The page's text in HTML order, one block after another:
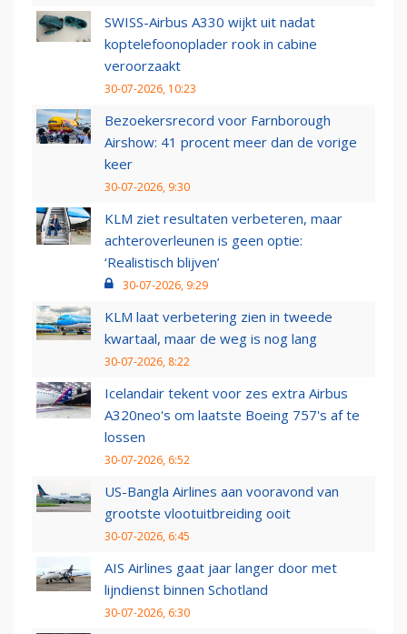
SWISS-Airbus A330 wijkt uit nadat
koptelefoonoplader rook in cabine
veroorzaakt
30-07-2026, 10:23
Bezoekersrecord voor Farnborough
Airshow: 41 procent meer dan de vorige
keer
30-07-2026, 9:30
KLM ziet resultaten verbeteren, maar
achteroverleunen is geen optie:
‘Realistisch blijven’
30-07-2026, 9:29
KLM laat verbetering zien in tweede
kwartaal, maar de weg is nog lang
30-07-2026, 8:22
Icelandair tekent voor zes extra Airbus
A320neo's om laatste Boeing 757's af te
lossen
30-07-2026, 6:52
US-Bangla Airlines aan vooravond van
grootste vlootuitbreiding ooit
30-07-2026, 6:45
AIS Airlines gaat jaar langer door met
lijndienst binnen Schotland
30-07-2026, 6:30